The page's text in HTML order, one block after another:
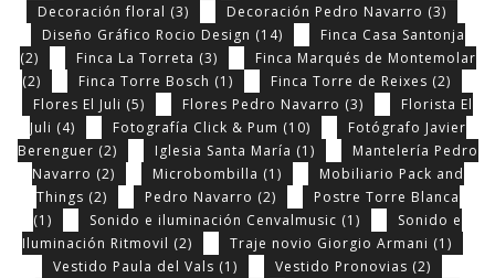
Decoración floral (3) Decoración Pedro Navarro (3)
Diseño Gráfico Rocio Design (14)
Finca Casa Santonja
(2)
Finca La Torreta (3)
Finca Marqués de Montemolar
(2)
Finca Torre Bosch (1) Finca Torre de Reixes (2)
Flores El Juli (5) Flores Pedro Navarro (3)
Florista El
Juli (4) Fotografía Click & Pum (10)
Fotógrafo Javier
Berenguer (2) Iglesia Santa María (1)
Mantelería Pedro
Navarro (2) Microbombilla (1)
Mobiliario Pack and
Things (2) Pedro Navarro (2)
Postre Torre Blanca
(1)
Sonido e iluminación Cenvalmusic (1)
Sonido e
Iluminación Ritmovil (2) Traje novio Giorgio Armani (1)
Vestido Paula del Vals (1) Vestido Pronovias (2)